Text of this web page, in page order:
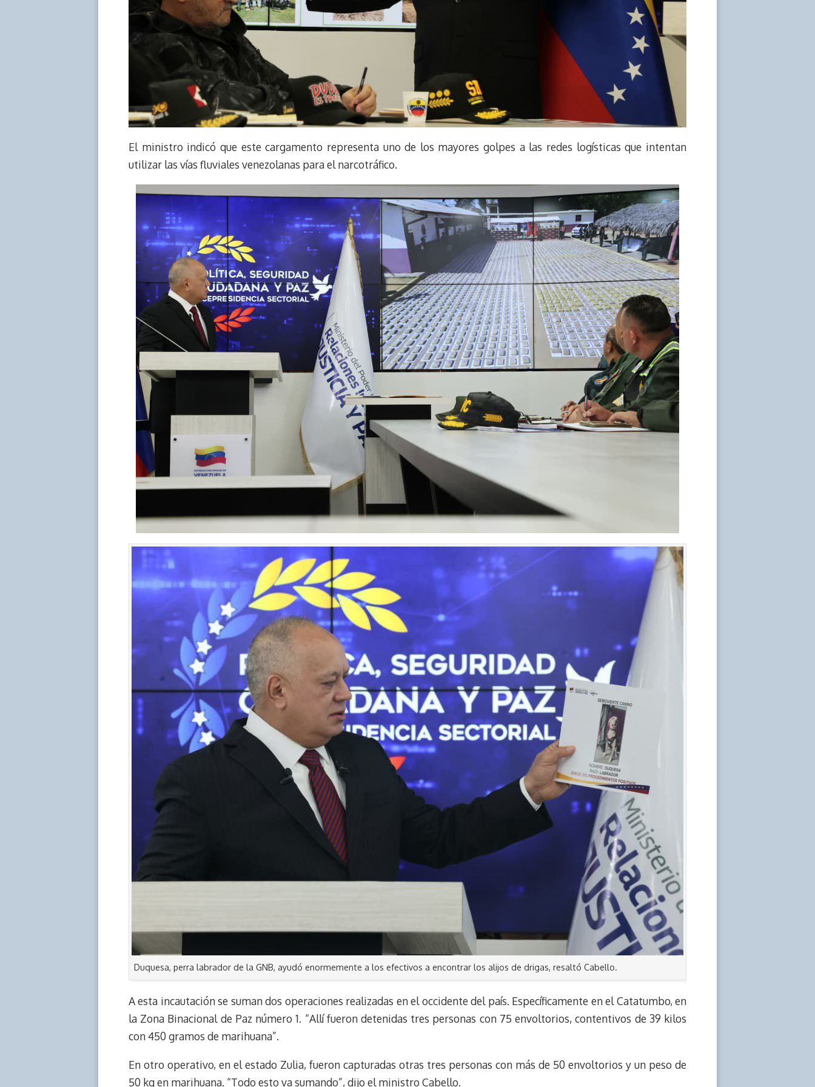
El ministro indicó que este cargamento representa uno de los mayores golpes a las redes logísticas que intentan
utilizar las vías fluviales venezolanas para el narcotráfico.
Duquesa, perra labrador de la GNB, ayudó enormemente a los efectivos a encontrar los alijos de drigas, resaltó Cabello.
A esta incautación se suman dos operaciones realizadas en el occidente del país. Específicamente en el Catatumbo, en
la Zona Binacional de Paz número 1. “Allí fueron detenidas tres personas con 75 envoltorios, contentivos de 39 kilos
con 450 gramos de marihuana”.
En otro operativo, en el estado Zulia, fueron capturadas otras tres personas con más de 50 envoltorios y un peso de
50 kg en marihuana. “Todo esto va sumando”, dijo el ministro Cabello.